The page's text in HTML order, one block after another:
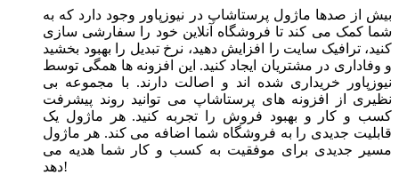
بیش از صدها ماژول پرستاشاپ در نیوزپاور وجود دارد که به
شما کمک می کند تا فروشگاه آنلاین خود را سفارشی سازی
کنید، ترافیک سایت را افزایش دهید، نرخ تبدیل را بهبود بخشید
و وفاداری در مشتریان ایجاد کنید. این افزونه ها همگی توسط
نیوزپاور خریداری شده اند و اصالت دارند. با مجموعه بی
نظیری از افزونه های پرستاشاپ می توانید روند پیشرفت
کسب و کار و بهبود فروش را تجربه کنید. هر ماژول یک
قابلیت جدیدی را به فروشگاه شما اضافه می کند. هر ماژول
مسیر جدیدی برای موفقیت به کسب و کار شما هدیه می
دهد!